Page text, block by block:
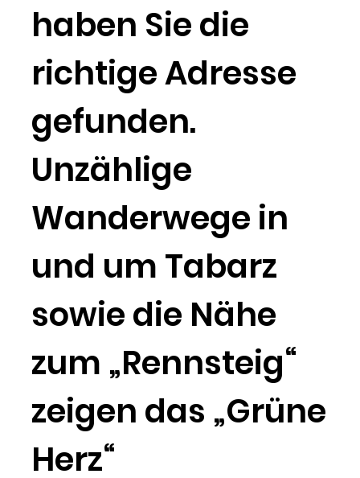
haben Sie die
richtige Adresse
gefunden.
Unzählige
Wanderwege in
und um Tabarz
sowie die Nähe
zum „Rennsteig“
zeigen das „Grüne
Herz“